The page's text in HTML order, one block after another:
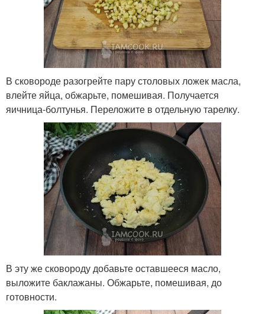
В сковороде разогрейте пару столовых ложек масла,
влейте яйца, обжарьте, помешивая. Получается
яичница-болтунья. Переложите в отдельную тарелку.
В эту же сковороду добавьте оставшееся масло,
выложите баклажаны. Обжарьте, помешивая, до
готовности.